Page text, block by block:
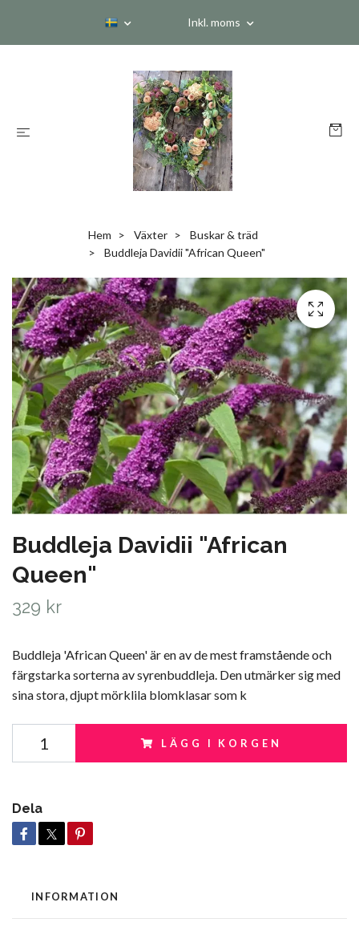
Inkl. moms
Hem Växter
Buskar & träd
Buddleja Davidii "African Queen"
Buddleja Davidii "African
Queen"
329 kr
Buddleja 'African Queen' är en av de mest framstående och
färgstarka sorterna av syrenbuddleja. Den utmärker sig med
sina stora, djupt mörklila blomklasar som k
LÄGG I KORGEN
Dela
INFORMATION